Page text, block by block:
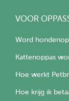
VOOR
Word
Kattenoppas
Hoe werkt
Hoe krijg ik